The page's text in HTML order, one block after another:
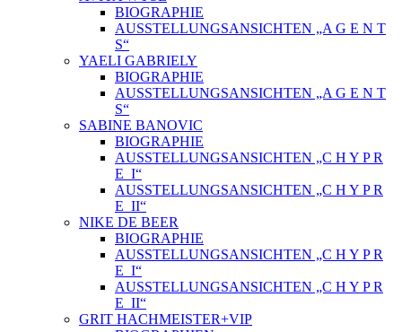
BIOGRAPHIE
AUSSTELLUNGSANSICHTEN „A G E N T
S“
YAELI GABRIELY
BIOGRAPHIE
AUSSTELLUNGSANSICHTEN „A G E N T
S“
SABINE BANOVIC
BIOGRAPHIE
AUSSTELLUNGSANSICHTEN „C H Y P R
E_I“
AUSSTELLUNGSANSICHTEN „C H Y P R
E_II“
NIKE DE BEER
BIOGRAPHIE
AUSSTELLUNGSANSICHTEN „C H Y P R
E_I“
AUSSTELLUNGSANSICHTEN „C H Y P R
E_II“
GRIT HACHMEISTER+VIP